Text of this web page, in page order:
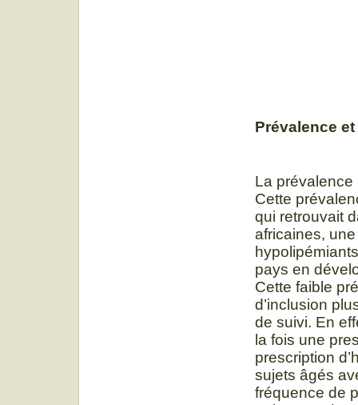
Prévalence
La prévalence
Cette
qui retrouvait
africaines,
pays en
Cette faible
d’inclusion
de suivi. En
la fois une
prescription
sujets âgés
fréquence de